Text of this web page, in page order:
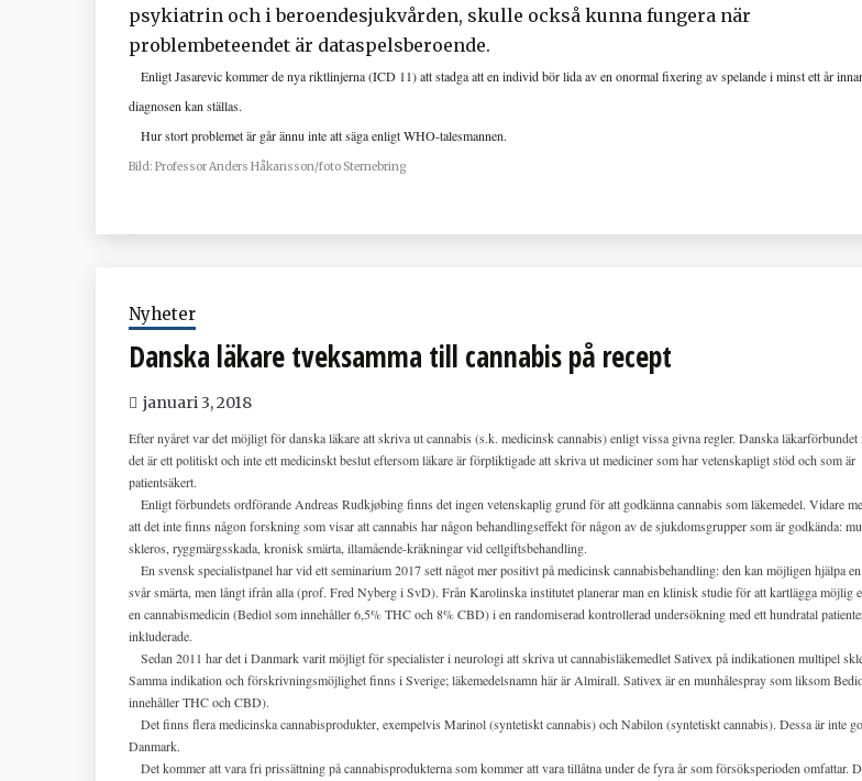
psykiatrin och i beroendesjukvården, skulle också kunna fungera när
problembeteendet är dataspelsberoende.
Enligt Jasarevic kommer de nya riktlinjerna (ICD 11) att stadga att en individ bör lida av en onormal fixering av spelande i minst ett år
diagnosen kan ställas.
Hur stort problemet är går ännu inte att säga enligt WHO-talesmannen.
Bild: Professor Anders Håkansson/foto Sternebring
Nyheter
Danska läkare tveksamma till cannabis på recept
januari 3, 2018
Efter nyåret var det möjligt för danska läkare att skriva ut cannabis (s.k. medicinsk cannabis) enligt vissa givna regler. Danska läkarförbundet
det är ett politiskt och inte ett medicinskt beslut eftersom läkare är förpliktigade att skriva ut mediciner som har vetenskapligt stöd och som är
patientsäkert.
Enligt förbundets ordförande Andreas Rudkjøbing finns det ingen vetenskaplig grund för att godkänna cannabis som läkemedel. Vidare
att det inte finns någon forskning som visar att cannabis har någon behandlingseffekt för någon av de sjukdomsgrupper som är godkända:
skleros, ryggmärgsskada, kronisk smärta, illamående-kräkningar vid cellgiftsbehandling.
En svensk specialistpanel har vid ett seminarium 2017 sett något mer positivt på medicinsk cannabisbehandling: den kan möjligen hjälpa
svår smärta, men långt ifrån alla (prof. Fred Nyberg i SvD). Från Karolinska institutet planerar man en klinisk studie för att kartlägga möjlig
en cannabismedicin (Bediol som innehåller 6,5% THC och 8% CBD) i en randomiserad kontrollerad undersökning med ett hundratal
inkluderade.
Sedan 2011 har det i Danmark varit möjligt för specialister i neurologi att skriva ut cannabisläkemedlet Sativex på indikationen multipel
Samma indikation och förskrivningsmöjlighet finns i Sverige; läkemedelsnamn här är Almirall. Sativex är en munhålespray som liksom
innehåller THC och CBD).
Det finns flera medicinska cannabisprodukter, exempelvis Marinol (syntetiskt cannabis) och Nabilon (syntetiskt cannabis). Dessa är inte
Danmark.
Det kommer att vara fri prissättning på cannabisprodukterna som kommer att vara tillåtna under de fyra år som försöksperioden omfattar.